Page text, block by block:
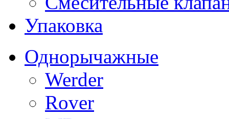
Упаковка
Однорычажные
Werder
Rover